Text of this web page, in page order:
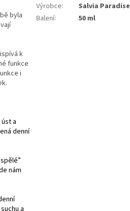
byla
k
funkce
i
a
denní
nám
Výrobce:
Salvia
Balení: 50 ml